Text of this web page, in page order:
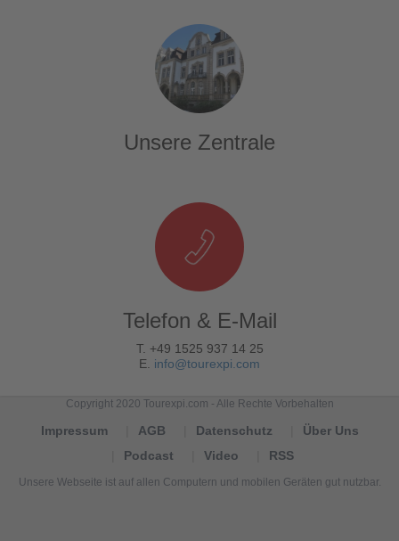
Unsere Zentrale
Telefon & E-Mail
T. +49 1525 937 14 25
E. info@tourexpi.com
Copyright 2020 Tourexpi.com - Alle Rechte Vorbehalten
Impressum AGB Datenschutz
Über Uns
Podcast
Video RSS
Unsere Webseite ist auf allen Computern und mobilen Geräten gut nutzbar.